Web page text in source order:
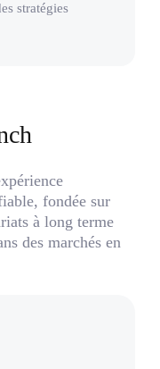
stratégies
fondée sur
à long terme
des marchés en